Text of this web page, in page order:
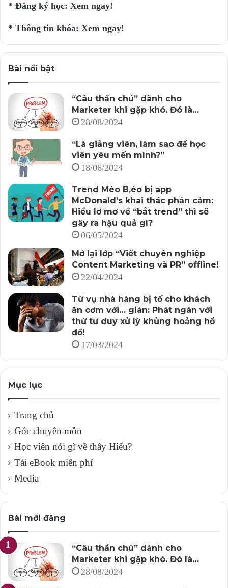
* Đăng ký học: Xem ngay!
* Thông tin khóa: Xem ngay!
Bài nổi bật
“Câu thần chú” dành cho
Marketer khi gặp khó. Đó là…
28/08/2024
“Là giảng viên, làm sao để học
viên yêu mến mình?”
18/06/2024
Trend Mèo B,éo bị app
McDonald’s khai thác phản cảm:
Hiểu lơ mơ về “bắt trend” thì sẽ
gây ra hậu quả gì?
06/05/2024
Mở lại lớp “Viết chuyên nghiệp
Content Marketing và PR” offline!
22/04/2024
Từ vụ nhà hàng bị tố cho khách
ăn cơm với… gián: Phát ngán với
thứ tư duy xử lý khủng hoảng hồ
đồ!
17/03/2024
Mục lục
Trang chủ
Góc chuyên môn
Học viên nói gì về thầy Hiếu?
Tải eBook miễn phí
Media
Bài mới đăng
“Câu thần chú” dành cho
Marketer khi gặp khó. Đó là…
28/08/2024